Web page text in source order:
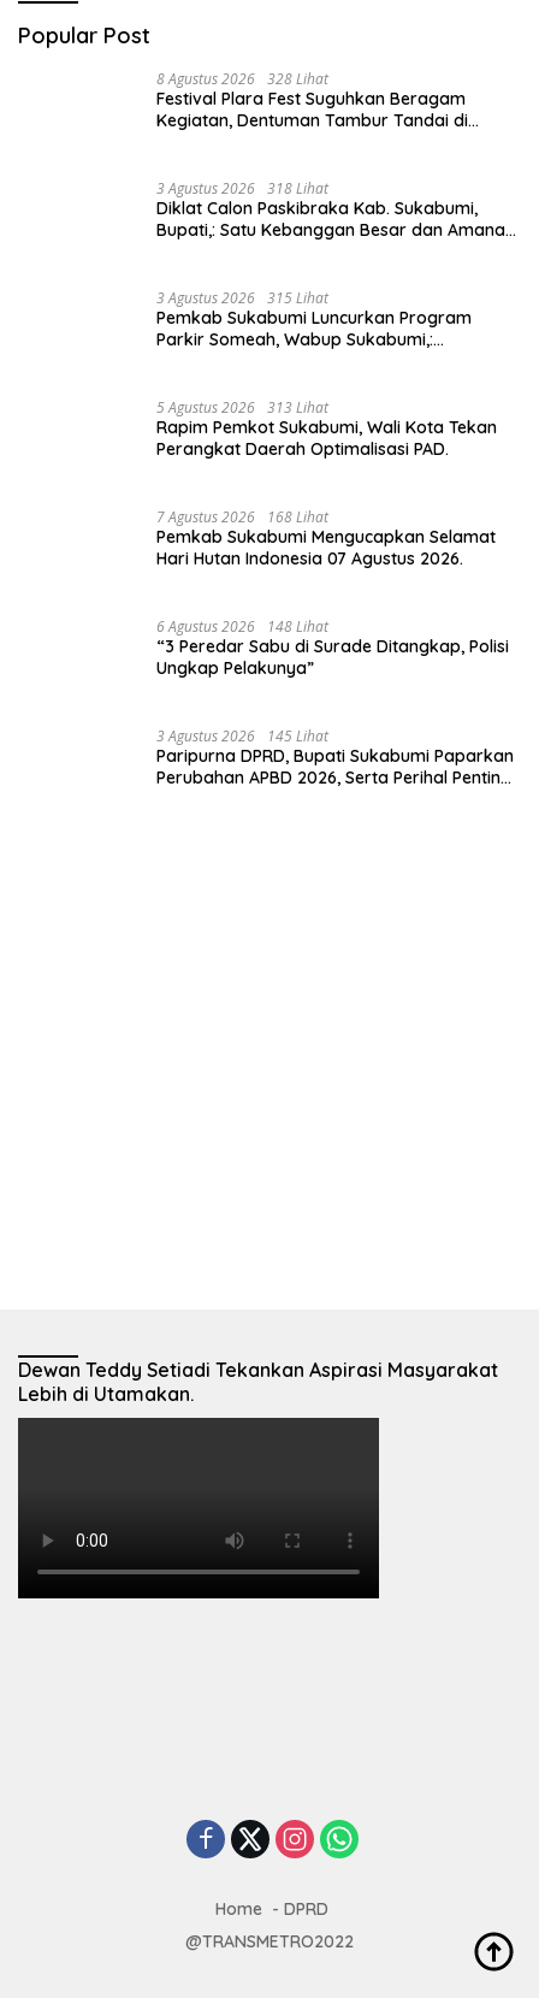
Popular Post
8 Agustus 2026 328 Lihat
Festival Plara Fest Suguhkan Beragam
Kegiatan, Dentuman Tambur Tandai di
3 Agustus 2026 318 Lihat
Diklat Calon Paskibraka Kab. Sukabumi,
Bupati,: Satu Kebanggan Besar dan Amanah
3 Agustus 2026 315 Lihat
Pemkab Sukabumi Luncurkan Program
Parkir Someah, Wabup Sukabumi,:
5 Agustus 2026 313 Lihat
Rapim Pemkot Sukabumi, Wali Kota Tekan
Perangkat Daerah Optimalisasi PAD.
7 Agustus 2026 168 Lihat
Pemkab Sukabumi Mengucapkan Selamat
Hari Hutan Indonesia 07 Agustus 2026.
6 Agustus 2026 148 Lihat
“3 Peredar Sabu di Surade Ditangkap, Polisi
Ungkap Pelakunya”
3 Agustus 2026 145 Lihat
Paripurna DPRD, Bupati Sukabumi Paparkan
Perubahan APBD 2026, Serta Perihal Penting
Dewan Teddy Setiadi Tekankan Aspirasi Masyarakat
Lebih di Utamakan.
Home
DPRD
@TRANSMETRO2022